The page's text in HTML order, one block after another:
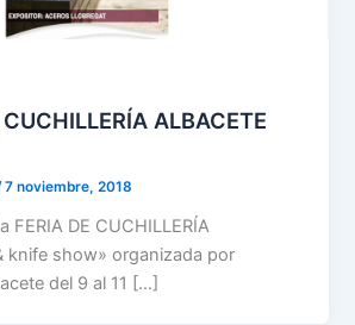
ALBACETE
7 noviembre, 2018
FERIA DE CUCHILLERÍA
knife show» organizada por
del 9 al 11 […]